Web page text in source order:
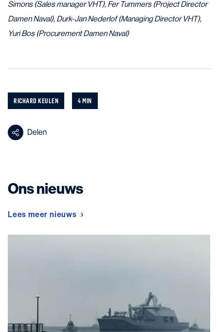
Simons (Sales manager VHT), Fer Tummers (Project Director
Damen Naval), Durk-Jan Nederlof (Managing Director VHT),
Yuri Bos (Procurement Damen Naval)
RICHARD KEULEN 4 MIN
Delen
Ons nieuws
Lees meer nieuws